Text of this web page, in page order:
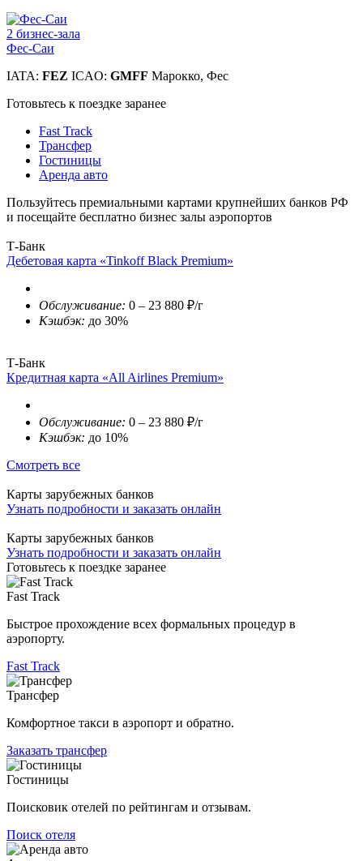
2 бизнес-зала
Фес-Саи
IATA: FEZ ICAO: GMFF Марокко, Фес
Готовьтесь к поездке заранее
Fast Track
Трансфер
Гостиницы
Аренда авто
Пользуйтесь премиальными картами крупнейших банков РФ
и посещайте бесплатно бизнес залы аэропортов
Т-Банк
Дебетовая карта «Tinkoff Black Premium»
Обслуживание: 0 – 23 880 ₽/г
Кэшбэк: до 30%
Т-Банк
Кредитная карта «All Airlines Premium»
Обслуживание: 0 – 23 880 ₽/г
Кэшбэк: до 10%
Смотреть все
Карты зарубежных банков
Узнать подробности и заказать онлайн
Карты зарубежных банков
Узнать подробности и заказать онлайн
Готовьтесь к поездке заранее
Fast Track
Быстрое прохождение всех формальных процедур в
аэропорту.
Fast Track
Трансфер
Комфортное такси в аэропорт и обратно.
Заказать трансфер
Гостиницы
Поисковик отелей по рейтингам и отзывам.
Поиск отеля